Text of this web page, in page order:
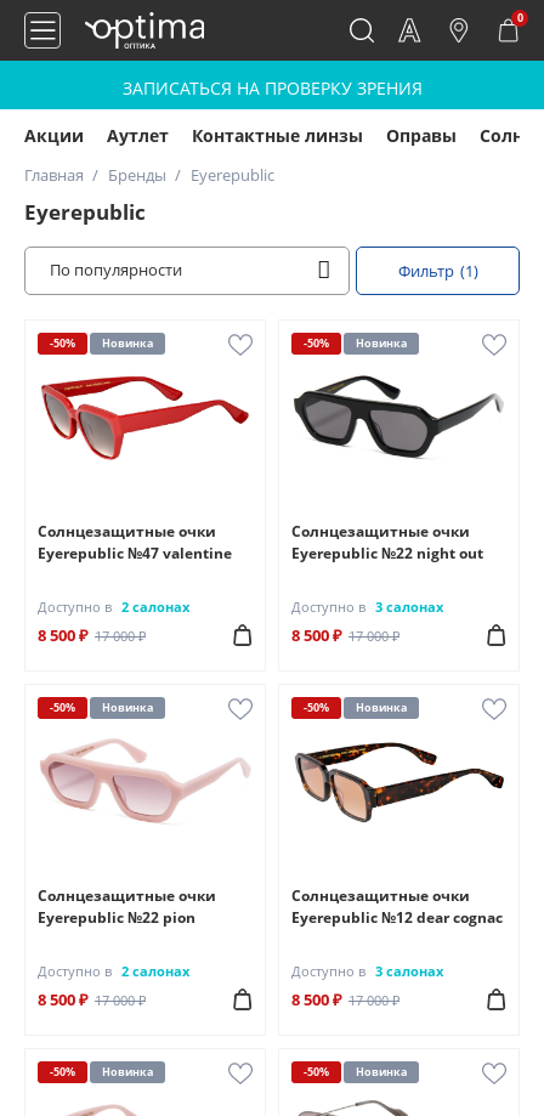
0
ЗАПИСАТЬСЯ НА ПРОВЕРКУ ЗРЕНИЯ
Акции Аутлет Контактные линзы Оправы
Главная Бренды Eyerepublic
Eyerepublic
По популярности Фильтр (1)
-50% Новинка
Солнцезащитные очки
Eyerepublic №47 valentine
Доступно в 2 салонах
8 500 ₽ 17 000 ₽
-50% Новинка
Солнцезащитные очки
Eyerepublic №22 night out
Доступно в 3 салонах
8 500 ₽ 17 000 ₽
-50% Новинка
Солнцезащитные очки
Eyerepublic №22 pion
Доступно в 2 салонах
8 500 ₽ 17 000 ₽
-50% Новинка
Солнцезащитные очки
Eyerepublic №12 dear cognac
Доступно в 3 салонах
8 500 ₽ 17 000 ₽
-50% Новинка -50% Новинка